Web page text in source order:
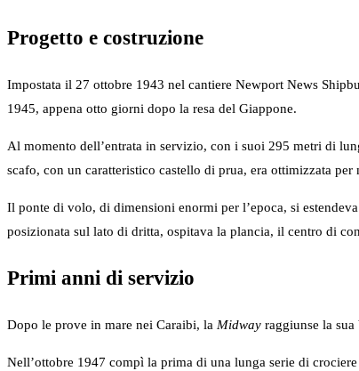
Progetto e costruzione
Impostata il 27 ottobre 1943 nel cantiere Newport News
1945, appena otto giorni dopo la resa del Giappone.
Al momento dell’entrata in servizio, con i suoi 295 metri di
scafo, con un caratteristico castello di prua, era ottimizzata
Il ponte di volo, di dimensioni enormi per l’epoca, si
posizionata sul lato di dritta, ospitava la plancia, il centro di
Primi anni di servizio
Dopo le prove in mare nei Caraibi, la Midway raggiunse la
Nell’ottobre 1947 compì la prima di una lunga serie di